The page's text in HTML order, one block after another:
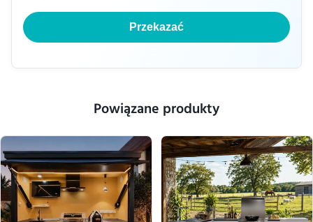
Przekazać
Powiązane produkty